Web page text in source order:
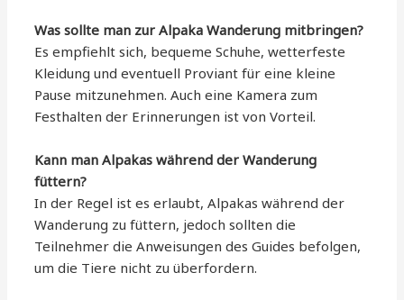
Was sollte man zur Alpaka Wanderung mitbringen?
Es empfiehlt sich, bequeme Schuhe, wetterfeste
Kleidung und eventuell Proviant für eine kleine
Pause mitzunehmen. Auch eine Kamera zum
Festhalten der Erinnerungen ist von Vorteil.
Kann man Alpakas während der Wanderung
füttern?
In der Regel ist es erlaubt, Alpakas während der
Wanderung zu füttern, jedoch sollten die
Teilnehmer die Anweisungen des Guides befolgen,
um die Tiere nicht zu überfordern.